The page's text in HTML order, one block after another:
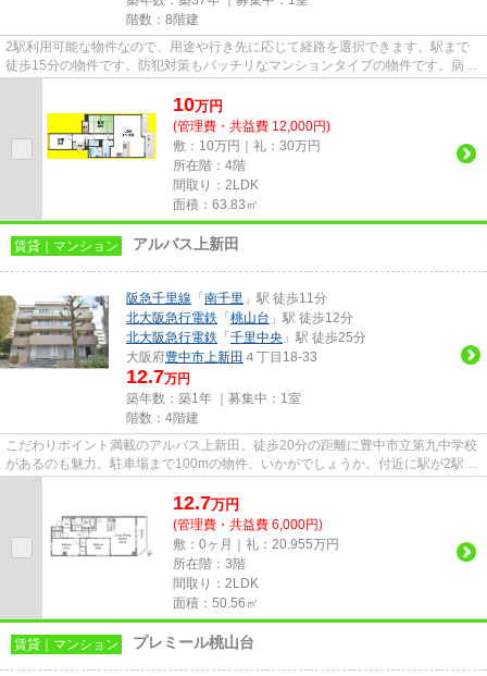
階数：8階建
2駅利用可能な物件なので、用途や行き先に応じて経路を選択できます。駅まで
徒歩15分の物件です。防犯対策もバッチリなマンションタイプの物件です。病気
10万円
(管理費・共益費 12,000円)
敷：10万円｜礼：30万円
所在階：4階
間取り：2LDK
面積：63.83㎡
賃貸｜マンション アルバス上新田
阪急千里線 「 南千里 」駅 徒歩11分
北大阪急行電鉄 「 桃山台 」駅 徒歩12分
北大阪急行電鉄 「 千里中央 」駅 徒歩25分
大阪府豊中市上新田 ４丁目18-33
12.7万円
築年数：築1年 ｜募集中： 1室
階数：4階建
こだわりポイント満載のアルバス上新田。徒歩20分の距離に豊中市立第九中学校
があるのも魅力。駐車場まで100mの物件、いかがでしょうか。付近に駅が2駅あ
12.7万円
(管理費・共益費 6,000円)
敷：0ヶ月｜礼：20.955万円
所在階：3階
間取り：2LDK
面積：50.56㎡
賃貸｜マンション プレミール桃山台